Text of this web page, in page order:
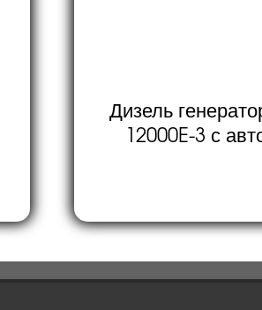
Дизель
12000E-3 с